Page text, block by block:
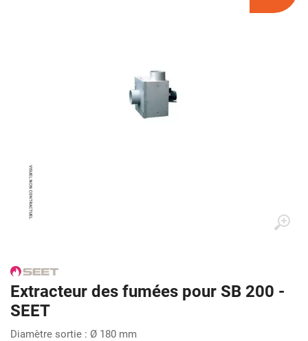
Extracteur des fumées pour SB 200 -
SEET
Diamètre sortie : Ø 180 mm